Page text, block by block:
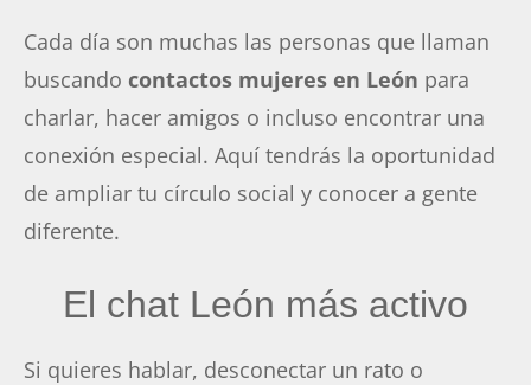
Cada día son muchas las personas que llaman
buscando contactos mujeres en León para
charlar, hacer amigos o incluso encontrar una
conexión especial. Aquí tendrás la oportunidad
de ampliar tu círculo social y conocer a gente
diferente.
El chat León más activo
Si quieres hablar, desconectar un rato o